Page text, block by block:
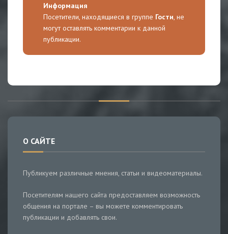
Информация
Посетители, находящиеся в группе Гости, не
могут оставлять комментарии к данной
публикации.
О САЙТЕ
Публикуем различные мнения, статьи и видеоматериалы.
Посетителям нашего сайта предоставляем возможность
общения на портале – вы можете комментировать
публикации и добавлять свои.